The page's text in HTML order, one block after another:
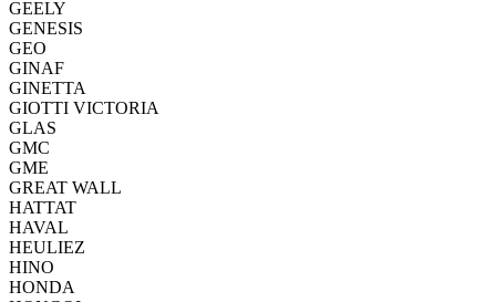
GEELY
GENESIS
GEO
GINAF
GINETTA
GIOTTI VICTORIA
GLAS
GMC
GME
GREAT WALL
HATTAT
HAVAL
HEULIEZ
HINO
HONDA